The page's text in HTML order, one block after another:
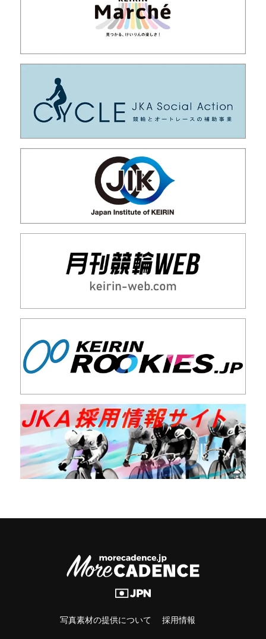
写真素材の提供について 採用情報